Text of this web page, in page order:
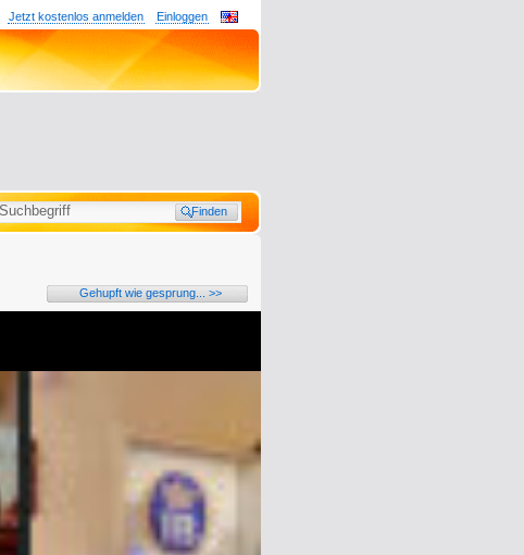
Einloggen
Jetzt kostenlos anmelden
Gehupft wie gesprung... >>